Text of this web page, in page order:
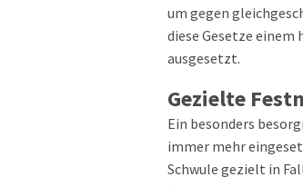
um gegen
diese Gesetze
ausgesetzt.
Gezielte
Ein besonders
immer mehr
Schwule gezielt in